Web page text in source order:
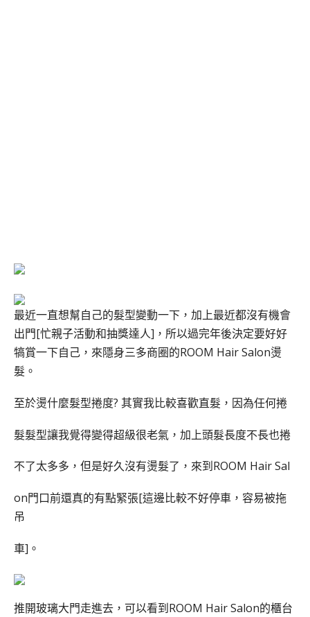
最近一直想幫自己的髮型變動一下，加上最近都沒有機會
出門[忙親子活動和抽獎達人]，所以過完年後決定要好好
犒賞一下自己，來隱身三多商圈的ROOM Hair Salon燙
髮。
至於燙什麼髮型捲度? 其實我比較喜歡直髮，因為任何捲
髮髮型讓我覺得變得超級很老氣，加上頭髮長度不長也捲
不了太多多，但是好久沒有燙髮了，來到ROOM Hair Sal
on門口前還真的有點緊張[這邊比較不好停車，容易被拖
吊
車]。
推開玻璃大門走進去，可以看到ROOM Hair Salon的櫃台